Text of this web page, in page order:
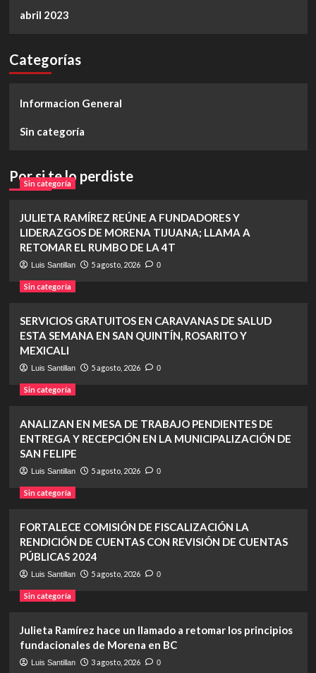
abril 2023
Categorías
Informacion General
Sin categoría
Por si te lo perdiste
Sin categoría
JULIETA RAMÍREZ REÚNE A FUNDADORES Y
LIDERAZGOS DE MORENA TIJUANA; LLAMA A
RETOMAR EL RUMBO DE LA 4T
Luis Santillan 5 agosto, 2026 0
Sin categoría
SERVICIOS GRATUITOS EN CARAVANAS DE SALUD
ESTA SEMANA EN SAN QUINTÍN, ROSARITO Y
MEXICALI
Luis Santillan 5 agosto, 2026 0
Sin categoría
ANALIZAN EN MESA DE TRABAJO PENDIENTES DE
ENTREGA Y RECEPCIÓN EN LA MUNICIPALIZACIÓN DE
SAN FELIPE
Luis Santillan 5 agosto, 2026 0
Sin categoría
FORTALECE COMISIÓN DE FISCALIZACIÓN LA
RENDICIÓN DE CUENTAS CON REVISIÓN DE CUENTAS
PÚBLICAS 2024
Luis Santillan 5 agosto, 2026 0
Sin categoría
Julieta Ramírez hace un llamado a retomar los principios
fundacionales de Morena en BC
Luis Santillan 3 agosto, 2026 0